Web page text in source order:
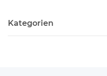
Kategorien